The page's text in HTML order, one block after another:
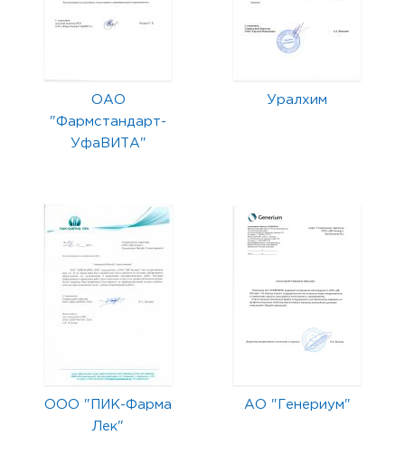
ОАО
"Фармстандарт-
УфаВИТА"
Уралхим
ООО "ПИК-Фарма
Лек"
АО "Генериум"